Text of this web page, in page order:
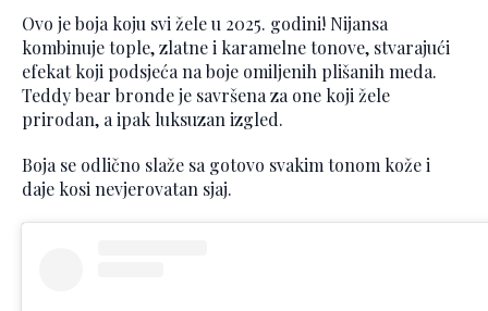
Ovo je boja koju svi žele u 2025. godini! Nijansa
kombinuje tople, zlatne i karamelne tonove, stvarajući
efekat koji podsjeća na boje omiljenih plišanih meda.
Teddy bear bronde je savršena za one koji žele
prirodan, a ipak luksuzan izgled.
Boja se odlično slaže sa gotovo svakim tonom kože i
daje kosi nevjerovatan sjaj.